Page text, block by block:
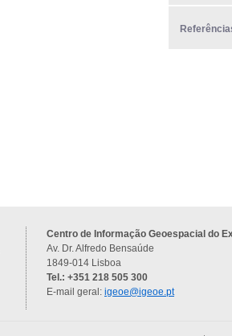
Centro de Informação Geoespacial do
Av. Dr. Alfredo Bensaúde
1849-014 Lisboa
Tel.: +351 218 505 300
E-mail geral: igeoe@igeoe.pt